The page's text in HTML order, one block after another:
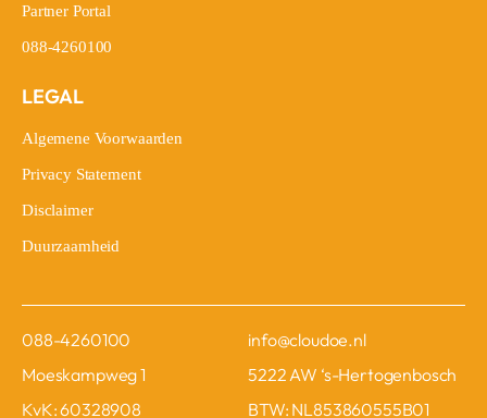
Partner Portal
088-4260100
LEGAL
Algemene Voorwaarden
Privacy Statement
Disclaimer
Duurzaamheid
088-4260100
info@cloudoe.nl
Moeskampweg 1
5222 AW ‘s-Hertogenbosch
KvK: 60328908
BTW: NL853860555B01